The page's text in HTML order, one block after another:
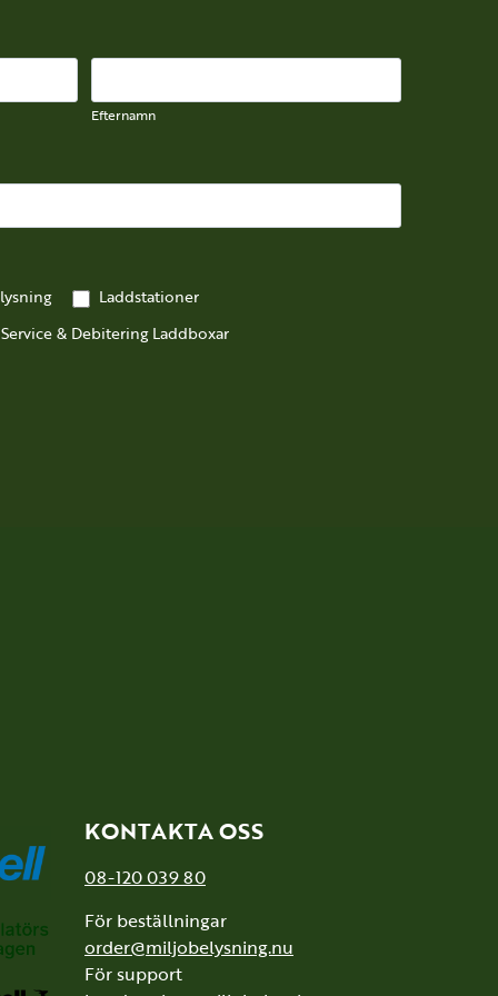
Efternamn
Laddstationer
Service & Debitering Laddboxar
KONTAKTA OSS
08-120 039 80
För beställningar
order@miljobelysning.nu
För support